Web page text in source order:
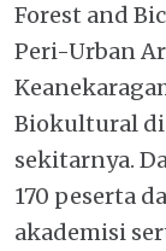
Forest and
Peri-Urban
Biokultural di
sekitarnya.
170 peserta
akademisi